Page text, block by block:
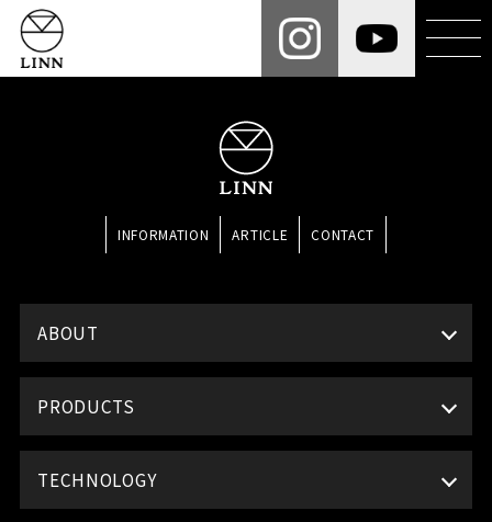
INFORMATION ARTICLE CONTACT
ABOUT
PRODUCTS
TECHNOLOGY